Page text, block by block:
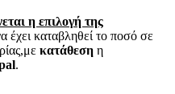
η επιλογή της
έχει καταβληθεί το ποσό σε
κατάθεση η
.